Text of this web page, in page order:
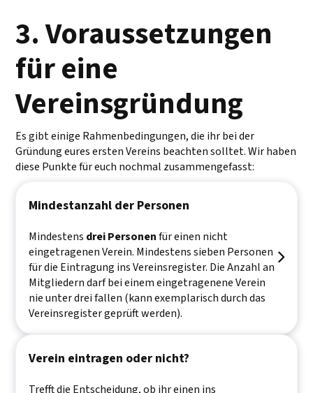
3. Voraussetzungen
für eine
Vereinsgründung
Es gibt einige Rahmenbedingungen, die ihr bei der
Gründung eures ersten Vereins beachten solltet. Wir haben
diese Punkte für euch nochmal zusammengefasst:
Mindestanzahl der Personen
Mindestens drei Personenfür einen nicht
eingetragenen Verein. Mindestens sieben Personen
für die Eintragung ins Vereinsregister. Die Anzahl an
Mitgliedern darf bei einem eingetragenene Verein
nie unter drei fallen (kann exemplarisch durch das
Vereinsregister geprüft werden).

Verein eintragen oder nicht?
Trefft die Entscheidung, ob ihr einen ins